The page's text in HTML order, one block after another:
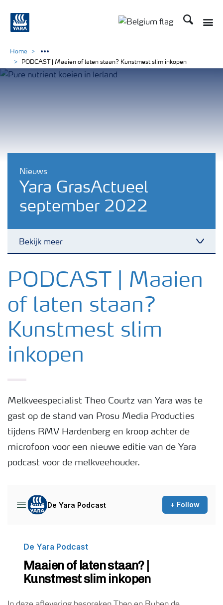
Zoek op
Nieuws
Yara GrasActueel
september 2022
Bekijk meer
Nieuwsbrieven
Gewassen
Meststoffen
Grow the future
Meststoffen veiligheid
Podcasts
Webinars
Home
PODCAST | Maaien of laten staan? Kunstmest slim inkopen
PODCAST | Maaien
of laten staan?
Kunstmest slim
inkopen
Melkveespecialist Theo Courtz van Yara was te
gast op de stand van Prosu Media Producties
tijdens RMV Hardenberg en kroop achter de
microfoon voor een nieuwe editie van de Yara
podcast voor de melkveehouder.